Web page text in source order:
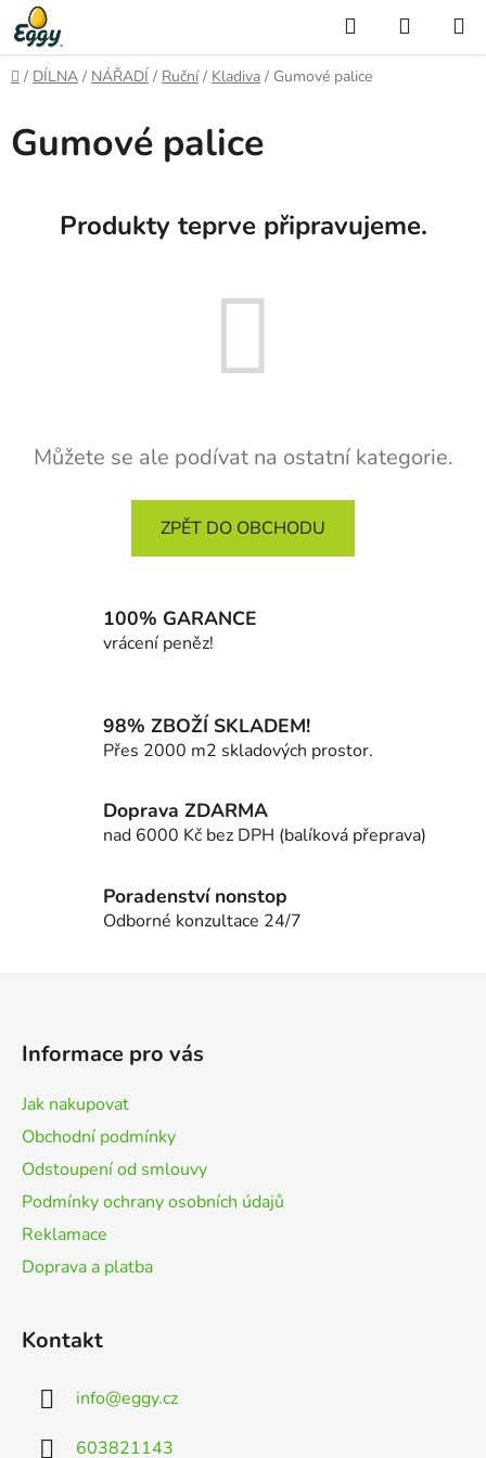
Přejít
na
obsah
Hledat
KOŠÍK
Domů
/ DÍLNA / NÁŘADÍ / Ruční / Kladiva / Gumové palice
Gumové palice
Produkty teprve připravujeme.
Můžete se ale podívat na ostatní kategorie.
ZPĚT DO OBCHODU
100% GARANCE
vrácení peněz!
98% ZBOŽÍ SKLADEM!
Přes 2000 m2 skladových prostor.
Doprava ZDARMA
nad 6000 Kč bez DPH (balíková přeprava)
Poradenství nonstop
Odborné konzultace 24/7
Informace pro vás
Jak nakupovat
Obchodní podmínky
Odstoupení od smlouvy
Podmínky ochrany osobních údajů
Reklamace
Doprava a platba
Kontakt
info@eggy.cz
603821143